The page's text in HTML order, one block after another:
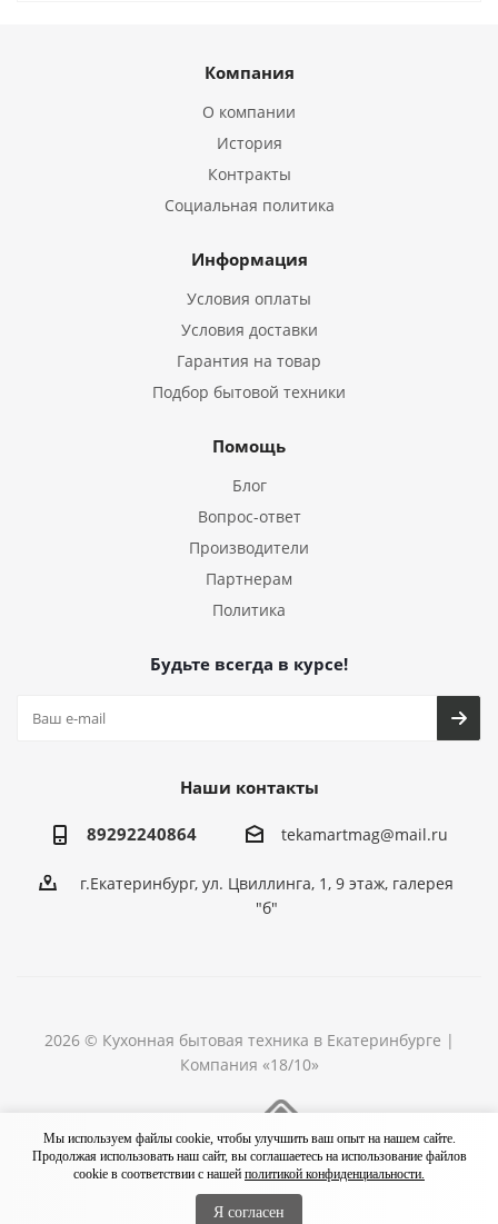
Компания
О компании
История
Контракты
Социальная политика
Информация
Условия оплаты
Условия доставки
Гарантия на товар
Подбор бытовой техники
Помощь
Блог
Вопрос-ответ
Производители
Партнерам
Политика
Будьте всегда в курсе!
Наши контакты
89292240864 tekamartmag@mail.ru
г.Екатеринбург, ул. Цвиллинга, 1, 9 этаж, галерея
"б"
2026 © Кухонная бытовая техника в Екатеринбурге |
Компания «18/10»
Мы используем файлы cookie, чтобы улучшить ваш опыт на нашем сайте.
Продолжая использовать наш сайт, вы соглашаетесь на использование файлов
cookie в соответствии с нашей политикой конфиденциальности.
Я согласен